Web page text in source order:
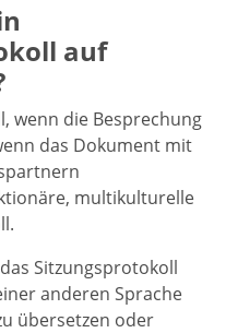
auf
wenn die Besprechung
das Dokument mit
multikulturelle
Sitzungsprotokoll
anderen Sprache
übersetzen oder